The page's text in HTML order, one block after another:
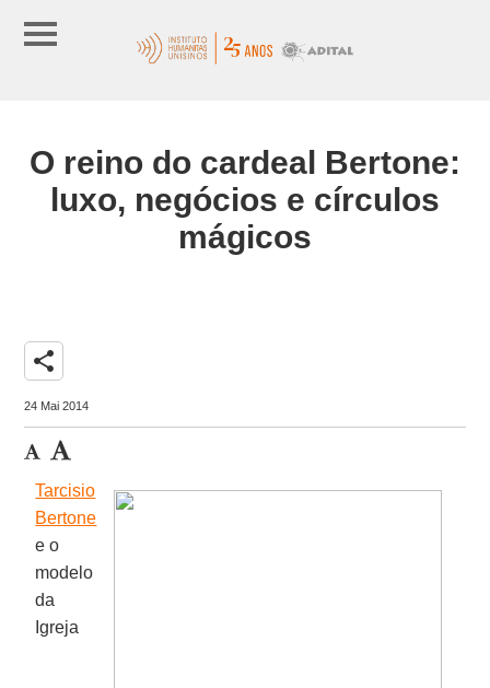
O reino do cardeal Bertone:
luxo, negócios e círculos
mágicos
share
24 Mai 2014
Tarcisio
Bertone
e o
modelo
da
Igreja